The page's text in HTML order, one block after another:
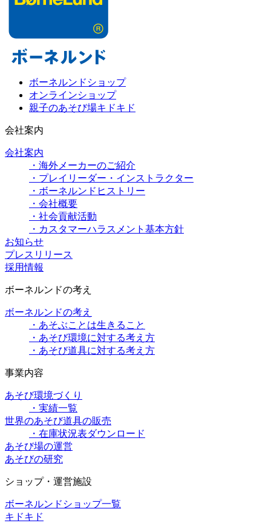
ボーネルンドショップ
オンラインショップ
親子のあそび場キドキド
会社案内
会社案内
・海外メーカーのご紹介
・プレイリーダー・インストラクター
・ボーネルンドヒストリー
・会社概要
・社会貢献活動
・カスタマーハラスメント基本方針
お知らせ
プレスリリース
採用情報
ボーネルンドの考え
ボーネルンドの考え
・あそぶことは生きること
・あそび環境に対する考え方
・あそび道具に対する考え方
事業内容
あそび環境づくり
・実績一覧
世界のあそび道具の販売
・在庫状況表ダウンロード
あそび場の運営
あそびの研究
ショップ・運営施設
ボーネルンドショップ一覧
キドキド